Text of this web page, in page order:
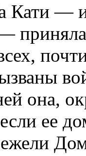
Кати — и
она,
ее